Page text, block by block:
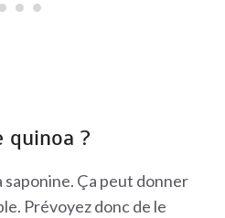
quinoa ?
Ça peut donner
Prévoyez donc de le